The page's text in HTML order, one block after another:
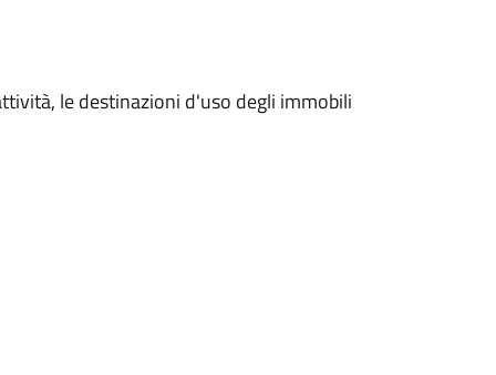
le destinazioni d'uso degli immobili